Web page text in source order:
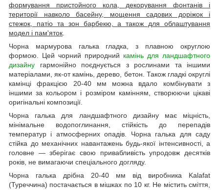
формування пристойного кола, декорування фонтанів і
території навколо басейну, мощення садових доріжок і
стежок, патіо та зон барбекю, а також для облаштування
модел і пам'яток
Чорна мармурова галька гладка, з плавною округлою
формою. Цей чорний природний камінь для ландшафтного
дизайну гармонійно поєднується з рослинами та іншими
матеріалами, як-от камінь, дерево, бетон. Також гладкі округлі
камінці фракцією 20-40 мм можна вдало комбінувати з
іншими за кольором і розміром камінням, створюючи цікаві
оригінальні композиції.
Чорна галька для ландшафтного дизайну має міцність,
мінімальне водопоглинання, стійкість до перепадів
температур і атмосферних опадів. Чорна галька для саду
стійка до механічних навантажень будь-якої інтенсивності, а
головне — зберігає свою привабливість упродовж десятків
років, не вимагаючи спеціального догляду.
Чорна галька дрібна 20-40 мм від виробника Kalafat
(Туреччина) постачається в мішках по 10 кг. Не містить сміття,